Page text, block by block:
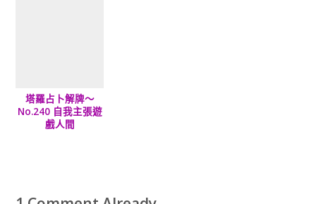
塔羅占卜解牌～
No.240 自我主張遊
戲人間